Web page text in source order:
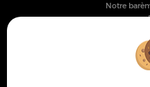
Notre